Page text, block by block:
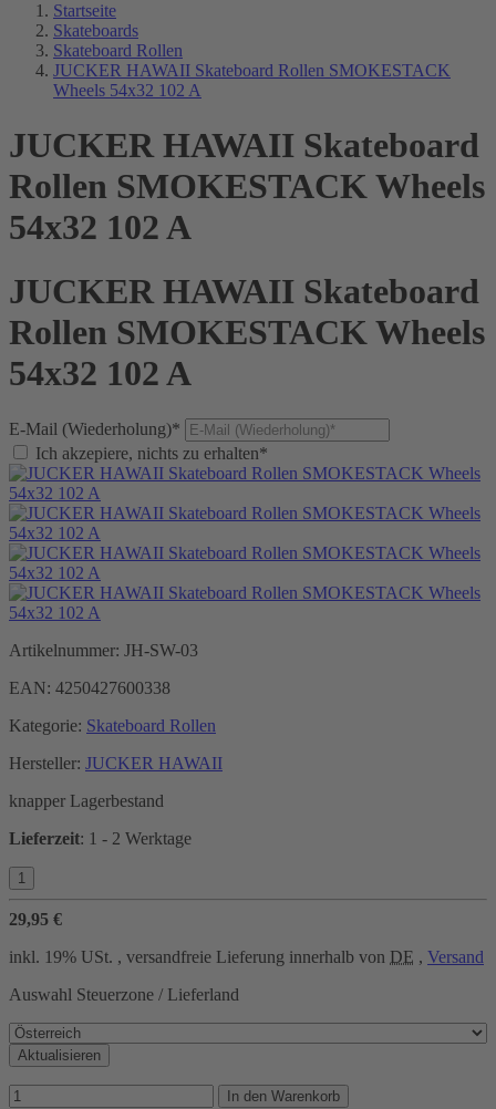
Startseite
Skateboards
Skateboard Rollen
JUCKER HAWAII Skateboard Rollen SMOKESTACK
Wheels 54x32 102 A
JUCKER HAWAII Skateboard
Rollen SMOKESTACK Wheels
54x32 102 A
JUCKER HAWAII Skateboard
Rollen SMOKESTACK Wheels
54x32 102 A
E-Mail (Wiederholung)*
Ich akzepiere, nichts zu erhalten*
Artikelnummer: JH-SW-03
EAN: 4250427600338
Kategorie: Skateboard Rollen
Hersteller: JUCKER HAWAII
knapper Lagerbestand
Lieferzeit: 1 - 2 Werktage
29,95 €
inkl. 19% USt. , versandfreie Lieferung innerhalb von DE , Versand
Auswahl Steuerzone / Lieferland
Aktualisieren
In den Warenkorb